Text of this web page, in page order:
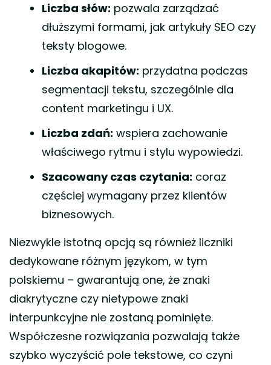
Liczba słów: pozwala zarządzać
dłuższymi formami, jak artykuły SEO czy
teksty blogowe.
Liczba akapitów: przydatna podczas
segmentacji tekstu, szczególnie dla
content marketingu i UX.
Liczba zdań: wspiera zachowanie
właściwego rytmu i stylu wypowiedzi.
Szacowany czas czytania: coraz
częściej wymagany przez klientów
biznesowych.
Niezwykle istotną opcją są również liczniki
dedykowane różnym językom, w tym
polskiemu – gwarantują one, że znaki
diakrytyczne czy nietypowe znaki
interpunkcyjne nie zostaną pominięte.
Współczesne rozwiązania pozwalają także
szybko wyczyścić pole tekstowe, co czyni